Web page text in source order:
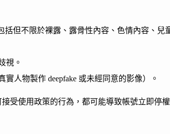
括但不限於裸露、露骨性內容、色情內容、
視。
人物製作 deepfake 或未經同意的影像）。
受使用政策的行為，都可能導致帳號立即停